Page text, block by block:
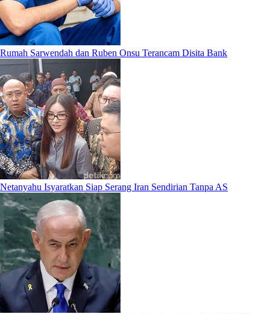
Rumah Sarwendah dan Ruben Onsu Terancam Disita Bank
Netanyahu Isyaratkan Siap Serang Iran Sendirian Tanpa AS